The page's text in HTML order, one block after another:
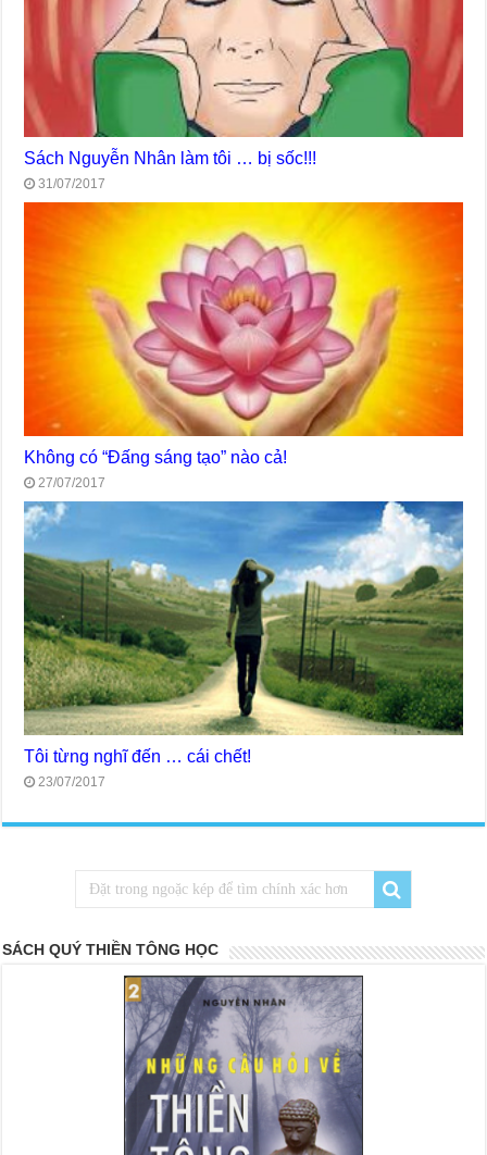
Sách Nguyễn Nhân làm tôi … bị sốc!!!
31/07/2017
Không có “Đấng sáng tạo” nào cả!
27/07/2017
Tôi từng nghĩ đến … cái chết!
23/07/2017
SÁCH QUÝ THIỀN TÔNG HỌC